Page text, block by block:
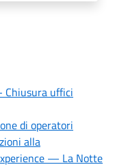
Chiusura uffici
di operatori
alla
— La Notte